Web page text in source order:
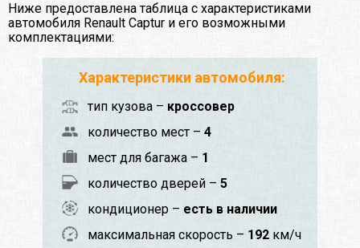
Ниже предоставлена таблица с характеристиками
автомобиля Renault Captur и его возможными
комплектациями:
Характеристики автомобиля:
тип кузова – кроссовер
количество мест – 4
мест для багажа – 1
количество дверей – 5
кондиционер – есть в наличии
максимальная скорость – 192 км/ч